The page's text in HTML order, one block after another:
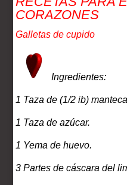
CORAZONES
Galletas de cupido
Ingredientes:
1 Taza de (1/2 ib)
1 Taza de azúcar.
1 Yema de huevo.
3 Partes de cáscara del